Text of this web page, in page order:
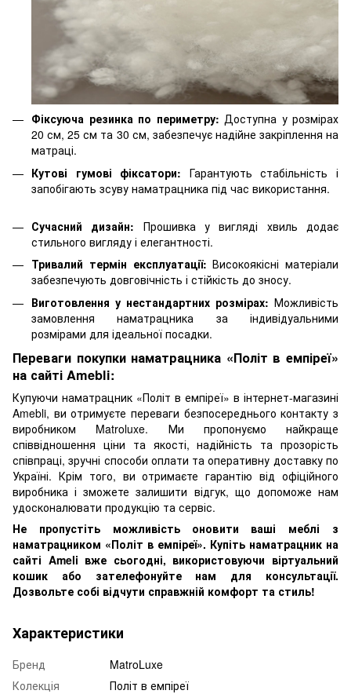
Фіксуюча резинка по периметру: Доступна у розмірах
20 см, 25 см та 30 см, забезпечує надійне закріплення на
матраці.
Кутові гумові фіксатори: Гарантують стабільність і
запобігають зсуву наматрацника під час використання.
Сучасний дизайн: Прошивка у вигляді хвиль додає
стильного вигляду і елегантності.
Тривалий термін експлуатації: Високоякісні матеріали
забезпечують довговічність і стійкість до зносу.
Виготовлення у нестандартних розмірах: Можливість
замовлення наматрацника за індивідуальними
розмірами для ідеальної посадки.
Переваги покупки наматрацника «Політ в емпіреї»
на сайті Amebli:
Купуючи наматрацник «Політ в емпіреї» в інтернет-магазині
Amebli, ви отримуєте переваги безпосереднього контакту з
виробником Matroluxe. Ми пропонуємо найкраще
співвідношення ціни та якості, надійність та прозорість
співпраці, зручні способи оплати та оперативну доставку по
Україні. Крім того, ви отримаєте гарантію від офіційного
виробника і зможете залишити відгук, що допоможе нам
удосконалювати продукцію та сервіс.
Не пропустіть можливість оновити ваші меблі з
наматрацником «Політ в емпіреї». Купіть наматрацник на
сайті Ameli вже сьогодні, використовуючи віртуальний
кошик або зателефонуйте нам для консультації.
Дозвольте собі відчути справжній комфорт та стиль!
Характеристики
Бренд
MatroLuxe
Колекція
Політ в емпіреї